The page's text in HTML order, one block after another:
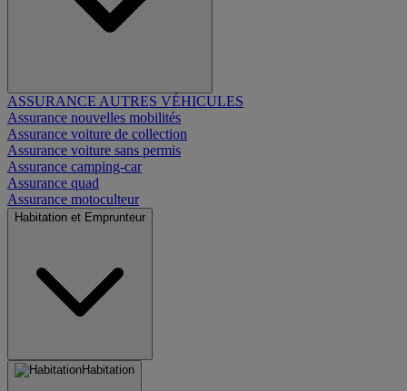
ASSURANCE AUTRES VÉHICULES
Assurance nouvelles mobilités
Assurance voiture de collection
Assurance voiture sans permis
Assurance camping-car
Assurance quad
Assurance motoculteur
Habitation et Emprunteur
Habitation